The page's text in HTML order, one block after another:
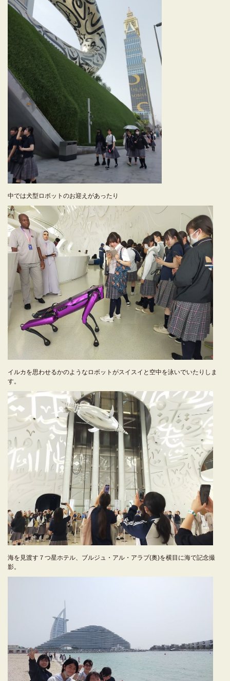
中では犬型ロボットのお迎えがあったり
イルカを思わせるかのようなロボットがスイスイと空中を泳いでいたりしま
す。
海を見渡す７つ星ホテル、ブルジュ・アル・アラブ(奥)を横目に海で記念撮
影。